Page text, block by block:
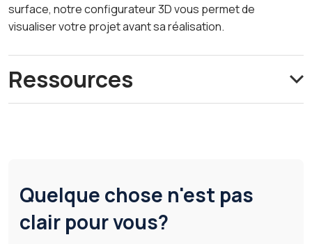
surface, notre configurateur 3D vous permet de
visualiser votre projet avant sa réalisation.
Ressources
Quelque chose n'est pas
clair pour vous?